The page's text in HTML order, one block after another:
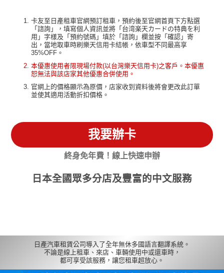
卡友至日產租車官網預訂租車，預約後至官網首頁下方點選
「諮詢」，填寫個人資訊並將「台湾楽天カードの特典を利
用」字樣及「預約號碼」填於「諮詢」欄並按「確認」寄
出，當地取車時刷樂天信用卡結帳，依車型不同最高享
35%OFF。
本優惠使用者限現場付款(以台灣樂天信用卡)之客戶。本優惠
恕無法與該店家其他優惠合併使用。
官網上的價格顯示為原價，店家收到資料後將會更改此訂單
並使其適用活動折扣價格。
我要辦卡
終身免年費！線上快速申辦
日本全國眾多分店及豐富的中文服務
日產汽車租賃公司導入了全年無休多國語言翻譯系統。
不論是線上租車、來店、車輛使用中或還車時，
都可享受該服務，讓您租車超放心。